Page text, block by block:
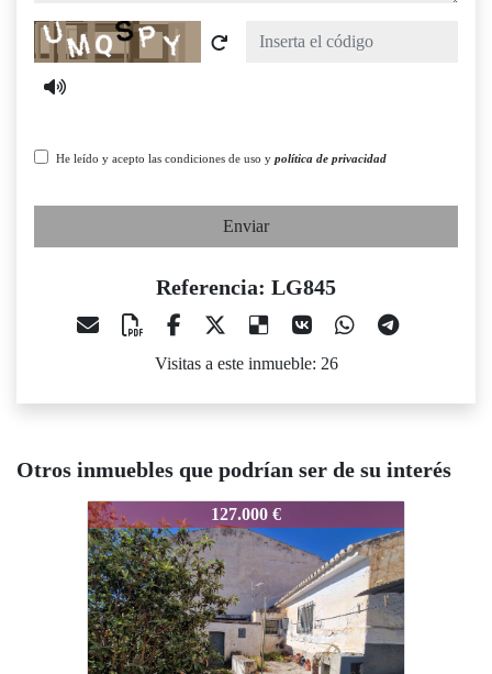
Captcha
He leído y acepto las condiciones de uso y política de privacidad
Enviar
Referencia: LG845
Visitas a este inmueble: 26
Otros inmuebles que podrían ser de su interés
127.000 €
LG845 159.000 €